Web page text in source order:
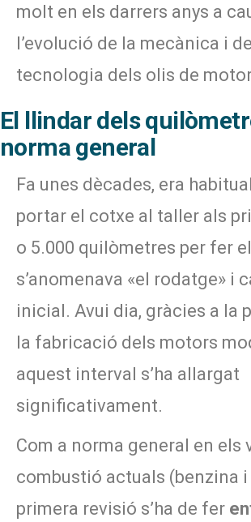
molt en els darrers anys a
l’evolució de la mecànica i
tecnologia dels olis de
El llindar dels
norma general
Fa unes dècades, era
portar el cotxe al taller als
o 5.000 quilòmetres per fer
s’anomenava «el rodatge» i
inicial. Avui dia, gràcies a la
la fabricació dels motors
aquest interval s’ha allargat
significativament.
Com a norma general en els
combustió actuals (benzina i
primera revisió s’ha de fer